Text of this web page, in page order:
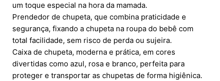
um toque especial na hora da mamada.
Prendedor de chupeta, que combina praticidade e
segurança, fixando a chupeta na roupa do bebê com
total facilidade, sem risco de perda ou sujeira.
Caixa de chupeta, moderna e prática, em cores
divertidas como azul, rosa e branco, perfeita para
proteger e transportar as chupetas de forma higiênica.